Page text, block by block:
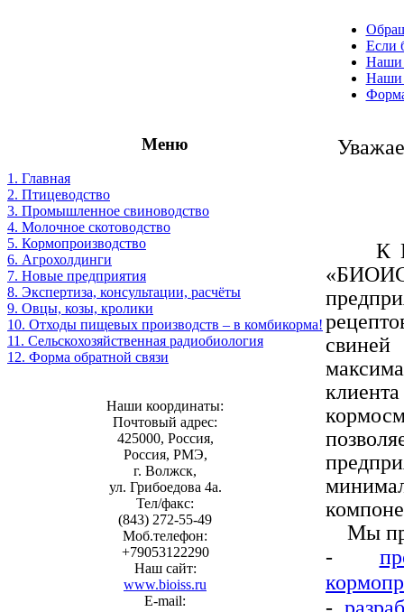
Если
Наши
Наши
Меню
1. Главная
2. Птицеводство
3. Промышленное свиноводство
4. Молочное скотоводство
5. Кормопроизводство
6. Агрохолдинги
7. Новые предприятия
8. Экспертиза, консультации, расчёты
9. Овцы, козы, кролики
10. Отходы пищевых производств – в комбикорма!
11. Сельскохозяйственная радиобиология
12. Форма обратной связи
Наши координаты:
Почтовый адрес:
425000, Россия,
Россия, РМЭ,
г. Волжск,
ул. Грибоедова 4а.
Тел/факс:
(843) 272-55-49
Моб.телефон:
+79053122290
Наш сайт:
www.bioiss.ru
E-mail:
К Вам
Мы
-
-